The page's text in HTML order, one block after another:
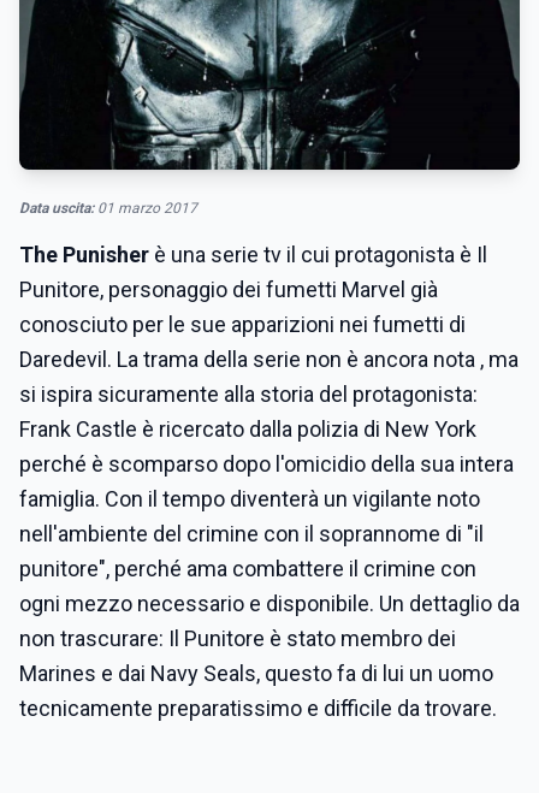
Data uscita:01 marzo 2017
The Punisher è una serie tv il cui protagonista è Il
Punitore, personaggio dei fumetti Marvel già
conosciuto per le sue apparizioni nei fumetti di
Daredevil. La trama della serie non è ancora nota , ma
si ispira sicuramente alla storia del protagonista:
Frank Castle è ricercato dalla polizia di New York
perché è scomparso dopo l'omicidio della sua intera
famiglia. Con il tempo diventerà un vigilante noto
nell'ambiente del crimine con il soprannome di "il
punitore", perché ama combattere il crimine con
ogni mezzo necessario e disponibile. Un dettaglio da
non trascurare: Il Punitore è stato membro dei
Marines e dai Navy Seals, questo fa di lui un uomo
tecnicamente preparatissimo e difficile da trovare.